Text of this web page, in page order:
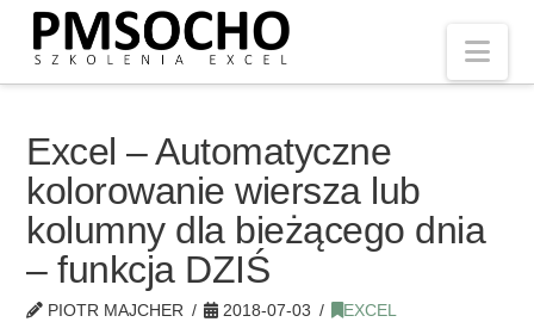
Excel – Automatyczne
kolorowanie wiersza lub
kolumny dla bieżącego dnia
– funkcja DZIŚ
PIOTR MAJCHER 2018-07-03 EXCEL